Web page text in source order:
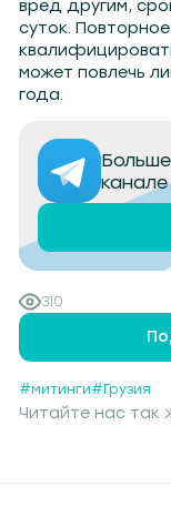
вред другим,
суток.
может повлечь
года.
310
#митинги#Грузия
Читайте нас так